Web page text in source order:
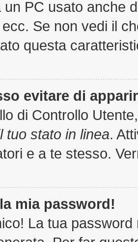
un PC usato anche
Se non vedi il
questa
evitare di
di Controllo
tuo stato in linea.
e a te stesso.
mia password!
La tua